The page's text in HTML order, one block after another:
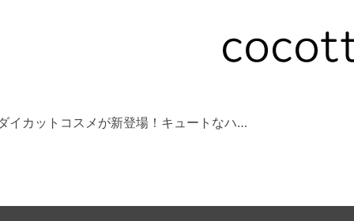
イカットコスメが新登場！キュートなハ…